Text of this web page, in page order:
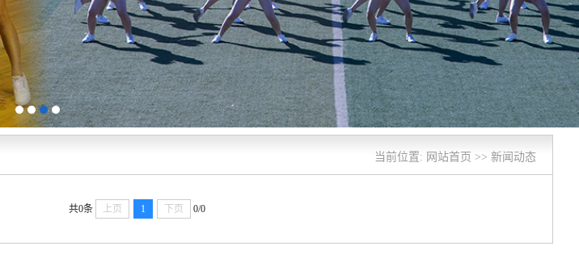
1 2 3 4
当前位置: 网站首页 >> 新闻动态
共0条 上页 1 下页 0/0